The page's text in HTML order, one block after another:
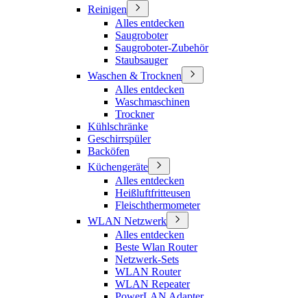
Reinigen
Alles entdecken
Saugroboter
Saugroboter-Zubehör
Staubsauger
Waschen & Trocknen
Alles entdecken
Waschmaschinen
Trockner
Kühlschränke
Geschirrspüler
Backöfen
Küchengeräte
Alles entdecken
Heißluftfritteusen
Fleischthermometer
WLAN Netzwerk
Alles entdecken
Beste Wlan Router
Netzwerk-Sets
WLAN Router
WLAN Repeater